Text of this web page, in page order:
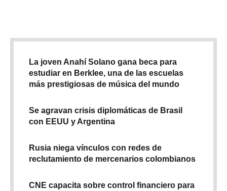
La joven Anahí Solano gana beca para
estudiar en Berklee, una de las escuelas
más prestigiosas de música del mundo
Se agravan crisis diplomáticas de Brasil
con EEUU y Argentina
Rusia niega vínculos con redes de
reclutamiento de mercenarios colombianos
CNE capacita sobre control financiero para